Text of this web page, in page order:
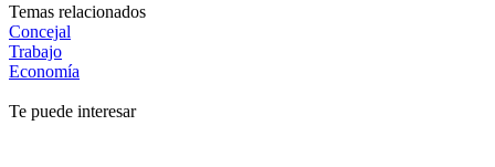
Temas relacionados
Concejal
Trabajo
Economía
Te puede interesar